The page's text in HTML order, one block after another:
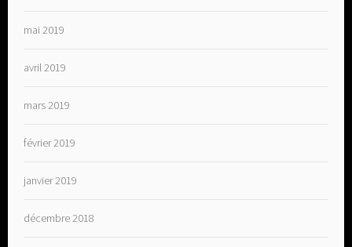
mai 2019
avril 2019
mars 2019
février 2019
janvier 2019
décembre 2018